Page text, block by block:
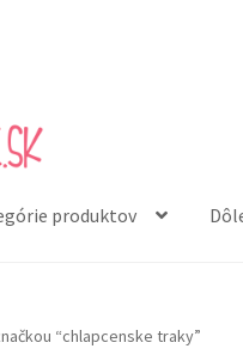
produktov
“chlapcenske traky”